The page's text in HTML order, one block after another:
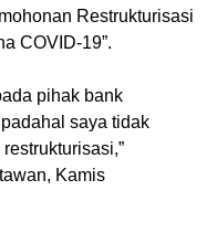
Restrukturisasi
COVID-19”.
pihak bank
saya tidak
Kamis